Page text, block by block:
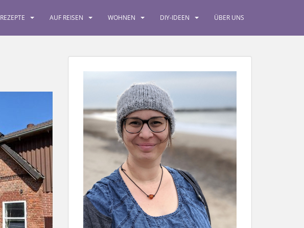
REZEPTE AUF REISEN WOHNEN DIY-IDEEN ÜBER UNS